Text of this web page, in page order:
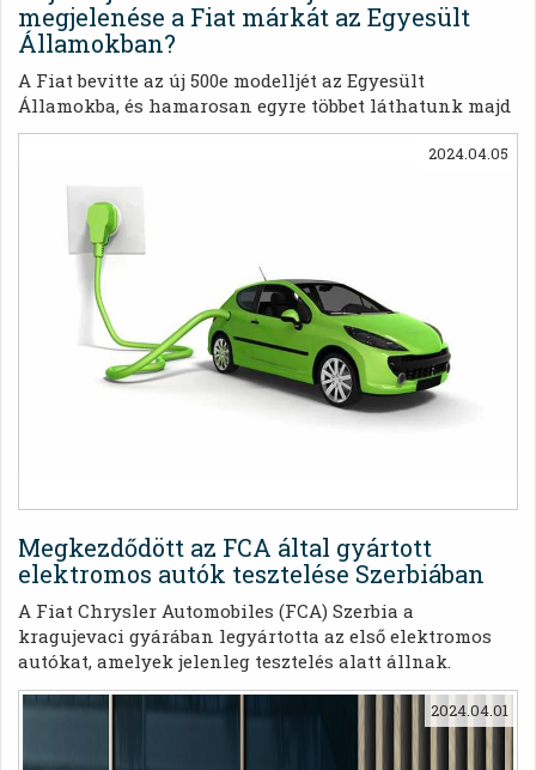
megjelenése a Fiat márkát az Egyesült
Államokban?
A Fiat bevitte az új 500e modelljét az Egyesült
Államokba, és hamarosan egyre többet láthatunk majd
belőlük Miami utcáin. Izgatottak az amerikaiak, mert a
Fiat 500e egy szórakoztató, aranyos, tetszetős kis
elektromos autó.
Megkezdődött az FCA által gyártott
elektromos autók tesztelése Szerbiában
2024.04.05
A Fiat Chrysler Automobiles (FCA) Szerbia a
kragujevaci gyárában legyártotta az első elektromos
autókat, amelyek jelenleg tesztelés alatt állnak.
2024.04.01